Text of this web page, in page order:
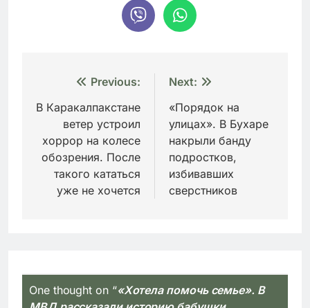
Навигация
по
записям
Previous:
В Каракалпакстане
ветер устроил
хоррор на колесе
обозрения. После
такого кататься
уже не хочется
Next:
«Порядок на
улицах». В Бухаре
накрыли банду
подростков,
избивавших
сверстников
One thought on “«Хотела помочь семье». В